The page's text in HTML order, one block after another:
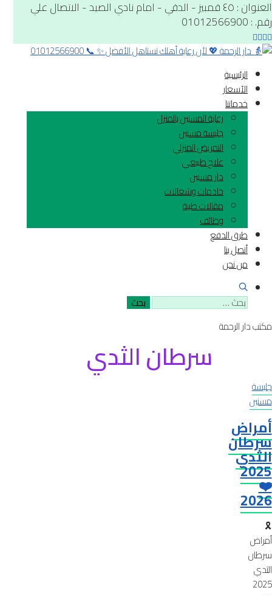
العنوان : ٤٥ قمبيز - الدقي - امام نادي الصيد - الاتصال علي
رقم. : 01012566900
الرئيسية
الآسعار
خدماتنا
رعاية المسنين بالمنزل
جليسة مسنين
التمريض المنزلي
علاج طبيعي
دار مسنين
خادمات وشغالات
مقالات طبية
وظائف
طرق الدفع
أتصل بنا
من نحن
البحث
مكتب دار الرحمة
سرطان الثدي
جليسة
مسنين
أمراض
سرطان
الثدي
2025
❤️
2026
🎗️
أمراض
سرطان
الثدي
2025